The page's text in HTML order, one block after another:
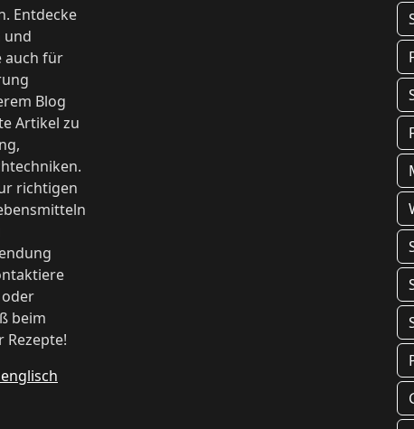
Entdecke
und
auch für
Blog
Artikel zu
richtigen
beim